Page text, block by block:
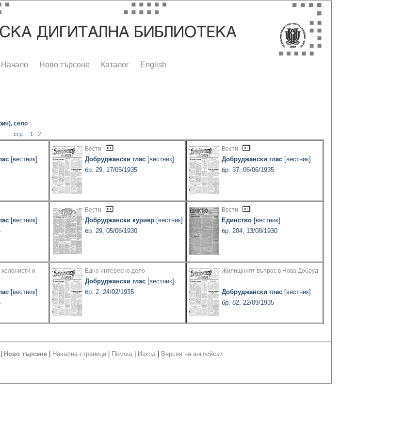
Начало Ново търсене Каталог English
село
стр. 1 2
[вестник]
Вести
Добруджански глас [вестник]
бр. 29, 17/05/1935
Вести
Добруджански глас [вестник]
бр. 37, 06/06/1935
[вестник]
Вести
Добруджански куриер [вестник]
бр. 29, 05/06/1930
Вести
Единство [вестник]
бр. 204, 13/08/1930
и
[вестник]
Едно интересно дело
Добруджански глас [вестник]
бр. 2, 24/02/1935
Жилищният въпрос в Нова Добруд
...
Добруджански глас [вестник]
бр. 82, 22/09/1935
Ново търсене Начална страница Помощ Изход Версия на английски